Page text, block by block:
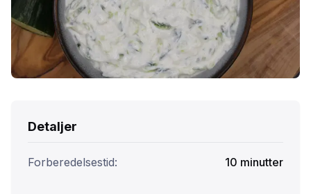
Detaljer
Forberedelsestid: 10 minutter